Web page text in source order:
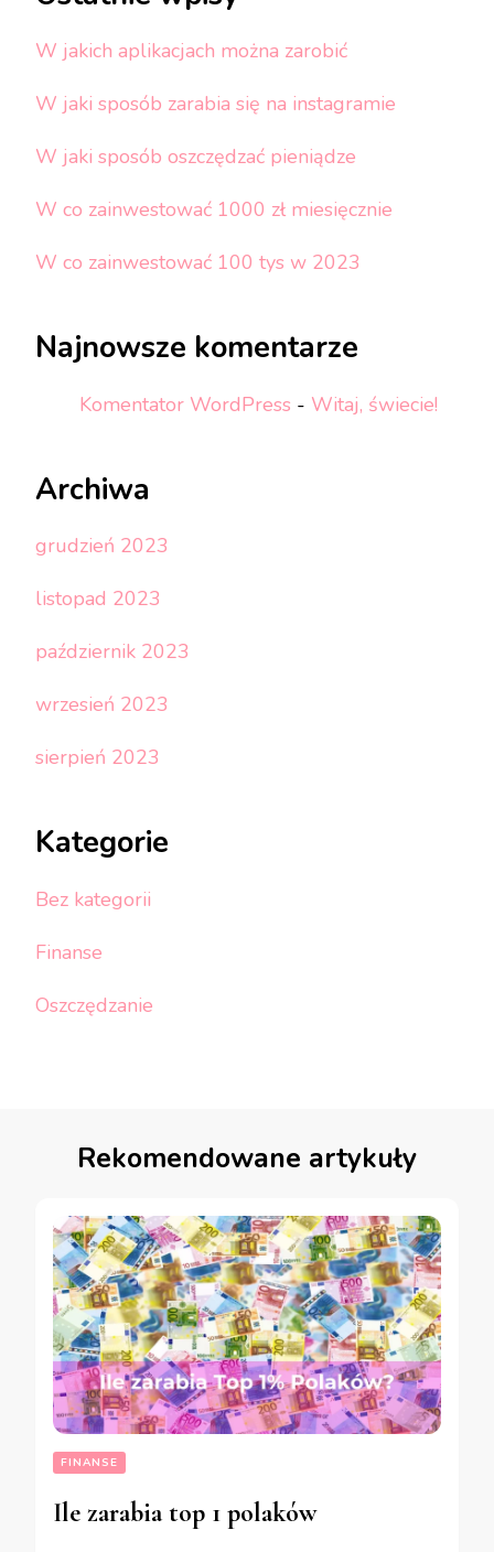
W jakich aplikacjach można zarobić
W jaki sposób zarabia się na instagramie
W jaki sposób oszczędzać pieniądze
W co zainwestować 1000 zł miesięcznie
W co zainwestować 100 tys w 2023
Najnowsze komentarze
Komentator WordPress - Witaj, świecie!
Archiwa
grudzień 2023
listopad 2023
październik 2023
wrzesień 2023
sierpień 2023
Kategorie
Bez kategorii
Finanse
Oszczędzanie
Rekomendowane artykuły
FINANSE
Ile zarabia top 1 polaków